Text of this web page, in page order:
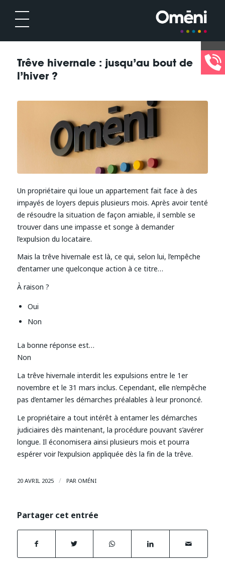
Trêve hivernale : jusqu’au bout de
l’hiver ?
Un propriétaire qui loue un appartement fait face à des
impayés de loyers depuis plusieurs mois. Après avoir tenté
de résoudre la situation de façon amiable, il semble se
trouver dans une impasse et songe à demander
l’expulsion du locataire.
Mais la trêve hivernale est là, ce qui, selon lui, l’empêche
d’entamer une quelconque action à ce titre…
À raison ?
Oui
Non
La bonne réponse est…
Non
La trêve hivernale interdit les expulsions entre le 1er
novembre et le 31 mars inclus. Cependant, elle n’empêche
pas d’entamer les démarches préalables à leur prononcé.
Le propriétaire a tout intérêt à entamer les démarches
judiciaires dès maintenant, la procédure pouvant s’avérer
longue. Il économisera ainsi plusieurs mois et pourra
espérer voir l’expulsion appliquée dès la fin de la trêve.
20 AVRIL 2025 / PAR OMÉNI
Partager cet entrée